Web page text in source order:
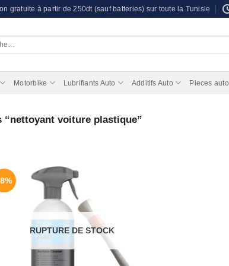
gratuite à partir de 250dt (sauf batteries) sur toute la Tunisie
Motorbike Lubrifiants Auto Additifs Auto Pieces auto
voiture plastique”
RUPTURE DE STOCK